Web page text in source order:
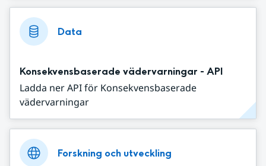
Data
Konsekvensbaserade vädervarningar - API
Ladda ner API för Konsekvensbaserade
vädervarningar
Forskning och utveckling